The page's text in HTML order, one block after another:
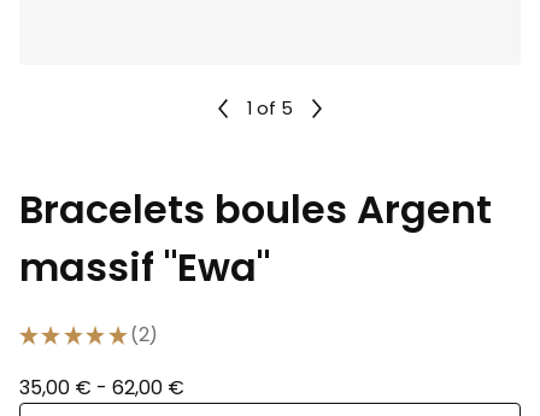
1 of 5
Bracelets boules Argent
massif "Ewa"
★★ ★★ ★ 2
2
35,00 € - 62,00 €